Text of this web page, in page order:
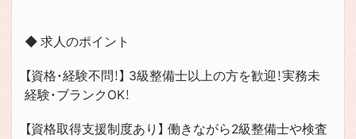
◆ 求人のポイント
【資格・経験不問！】 3級整備士以上の方を歓迎！実務未
経験・ブランクOK！
【資格取得支援制度あり】 働きながら2級整備士や検査